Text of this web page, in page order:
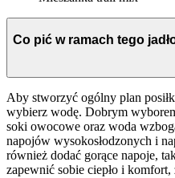
Co pić w ramach tego
Aby stworzyć ogólny plan
wybierz wodę. Dobrym
soki owocowe oraz woda
napojów wysokosłodzonych i
również dodać gorące napoje,
zapewnić sobie ciepło i komfort,